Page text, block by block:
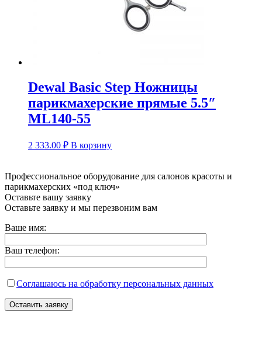
Dewal Basic Step Ножницы
парикмахерские прямые 5.5″
ML140-55
2 333.00 ₽ В корзину
Профессиональное оборудование для салонов красоты и
парикмахерских «под ключ»
Оставьте вашу заявку
Оставьте заявку и мы перезвоним вам
Ваше имя:
Ваш телефон:
Соглашаюсь на обработку персональных данных